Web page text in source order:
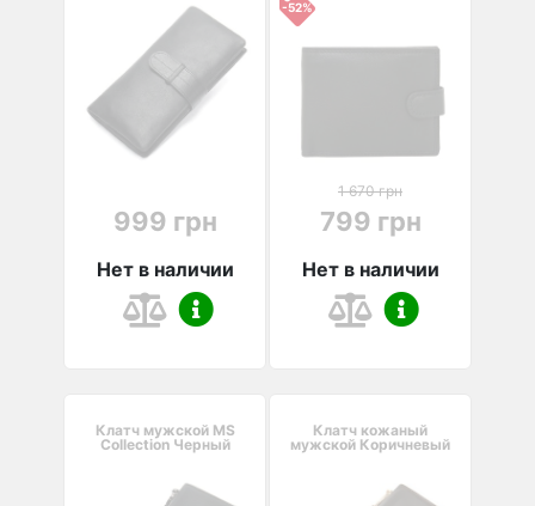
999 грн
Нет в наличии
-52%
1 670 грн
799 грн
Нет в наличии
Клатч мужской MS
Collection Черный
Клатч кожаный
мужской Коричневый